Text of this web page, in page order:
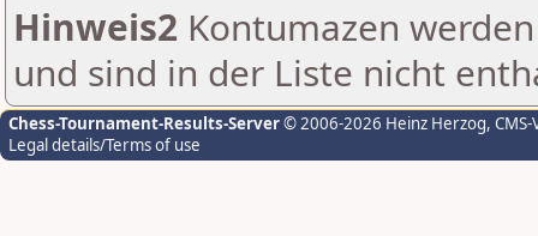
Hinweis2 Kontumazen
und sind in der Liste nicht
Chess-Tournament-Results-Server© 2006-2026 Heinz Herzog,
Legal details/Terms of use